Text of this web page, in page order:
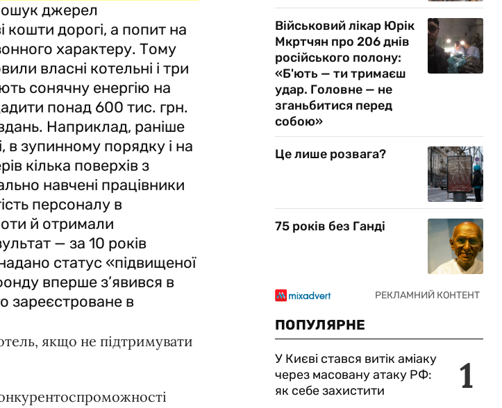
джерел
дорогі, а попит на
характеру. Тому
власні котельні і три
сонячну енергію на
понад 600 тис. грн.
Наприклад, раніше
в зупинному порядку і на
кілька поверхів з
навчені працівники
персоналу в
й отримали
— за 10 років
статус «підвищеної
вперше з’явився в
зареєстроване в
якщо не підтримувати
Військовий лікар Юрік
Мкртчян про 206 днів
російського полону:
«Б'ють — ти тримаєш
удар. Головне — не
зганьбитися перед
собою»
Це лише розвага?
75 років без Ганді
ПОПУЛЯРНЕ
1
У Києві стався витік аміаку
через масовану атаку РФ:
як себе захистити